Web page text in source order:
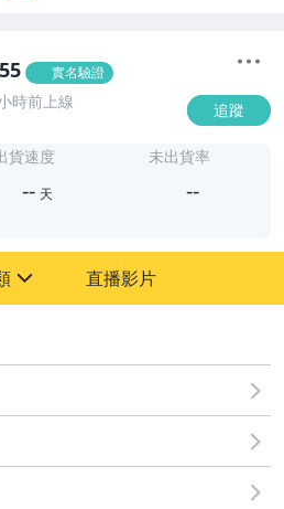
實名驗證
時前上線 追蹤
貨速度
-- 天
未出貨率
--
直播影片